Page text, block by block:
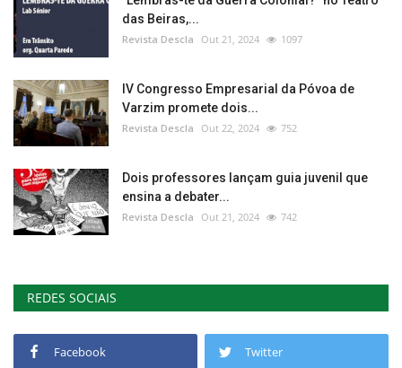
das Beiras,...
Revista Descla Out 21, 2024 1097
IV Congresso Empresarial da Póvoa de
Varzim promete dois...
Revista Descla Out 22, 2024 752
Dois professores lançam guia juvenil que
ensina a debater...
Revista Descla Out 21, 2024 742
REDES SOCIAIS
Facebook Twitter